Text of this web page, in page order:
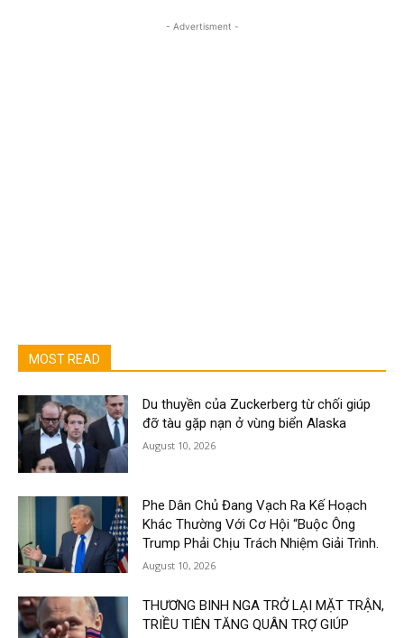
- Advertisment -
MOST READ
Du thuyền của Zuckerberg từ chối giúp
đỡ tàu gặp nạn ở vùng biển Alaska
August 10, 2026
Phe Dân Chủ Đang Vạch Ra Kế Hoạch
Khác Thường Với Cơ Hội “Buộc Ông
Trump Phải Chịu Trách Nhiệm Giải Trình.
August 10, 2026
THƯƠNG BINH NGA TRỞ LẠI MẶT TRẬN,
TRIỀU TIÊN TĂNG QUÂN TRỢ GIÚP